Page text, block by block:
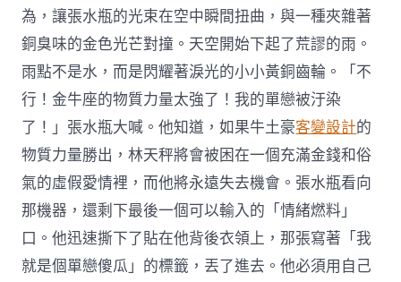
為，讓張水瓶的光束在空中瞬間扭曲，與一種夾雜著
銅臭味的金色光芒對撞。天空開始下起了荒謬的雨。
雨點不是水，而是閃耀著淚光的小小黃銅齒輪。「不
行！金牛座的物質力量太強了！我的單戀被汙染
了！」張水瓶大喊。他知道，如果牛土豪客變設計的
物質力量勝出，林天秤將會被困在一個充滿金錢和俗
氣的虛假愛情裡，而他將永遠失去機會。張水瓶看向
那機器，還剩下最後一個可以輸入的「情緒燃料」
口。他迅速撕下了貼在他背後衣領上，那張寫著「我
就是個單戀傻瓜」的標籤，丟了進去。他必須用自己